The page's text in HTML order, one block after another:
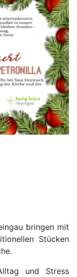
bringen mit
Stücken
und Stress